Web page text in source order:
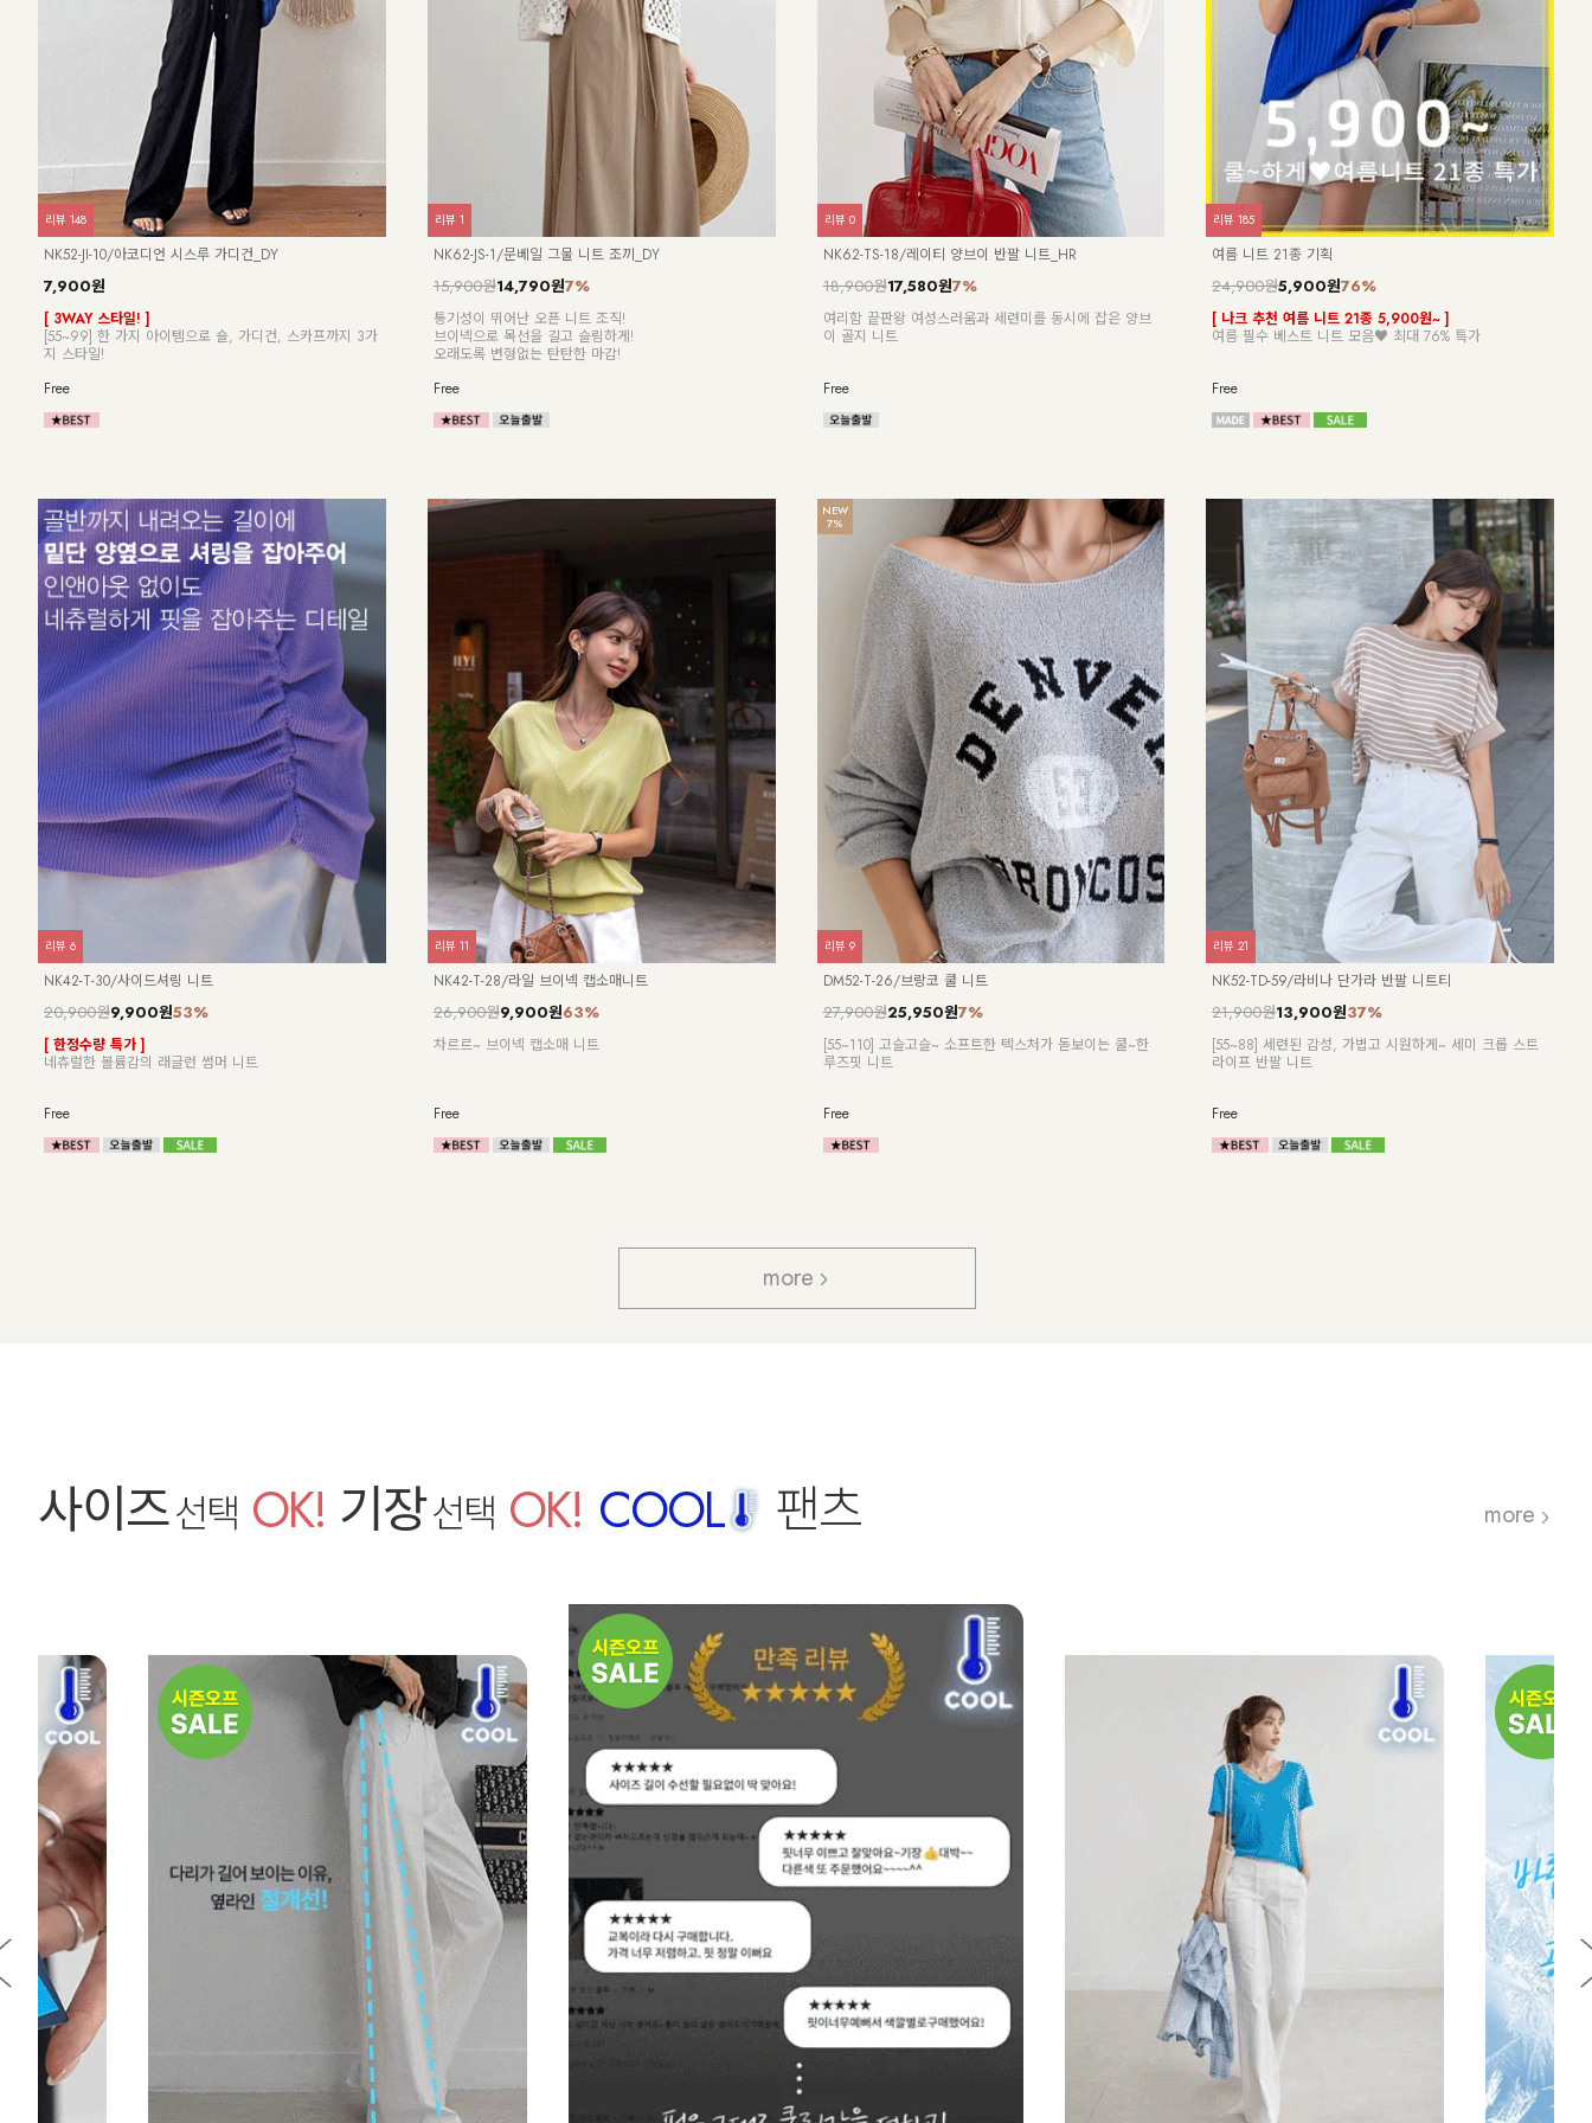
KO52-O-03/아이스 페이점프수트_HJ
25,900원
[55~88] 찰랑찰랑 시원해~ 데일리룩으로 딱! 페이즐리 와
이드 점프수트
F(55~88)
리뷰 15
여름 원피스 21종 기획
73%
25,900원6,900원
[ 여름 원피스 21종 ~75% 특가 ]
#휴양지룩 #바캉스 #데일리 원피스 6,900원부터!
F,L,XL
리뷰 251
NK62-OS-12/타임트리 반팔 원피스_HR
16,900원
하루 종일 편안하면서도 스타일도 놓치지 않은 반팔 원피
스
Free
리뷰 3
NK62-OS-10/카프리 민소매 원피스_HR
23,900원
[55-88] 은은하게 흐르는 드레이프가 여성스러운 민소매
원피스
Free
리뷰3
KO12-O-16/아이스 양브이 원피스
15%
19,900원16,900원
[55~99] 아이스 원단! 루즈핏 양브이 원피스
F(55~77),L(88~99)
리뷰 59
NK62-OS-13/리겔 민소매 셔츠 원피스_DY
27,900원
[ 벨트는 덤🎁! ]
Free
리뷰 2
KO12-O-05/아이스점프수트
29%
27,900원19,900원
[55~120] 체형커버에 좋고 시원한 아이스점프수트
F(55~88),L(99~120)
리뷰 63
NK62-OS-9/아주르 도트 민소매 원피스_DY
27,900원
가볍고 시원한 원단으로 24시간 쾌적해!
사랑스러운 도트 패턴 포인트!
Free
리뷰1
more
사이즈선택 OK! 기장선택 OK! COOL 팬츠 more